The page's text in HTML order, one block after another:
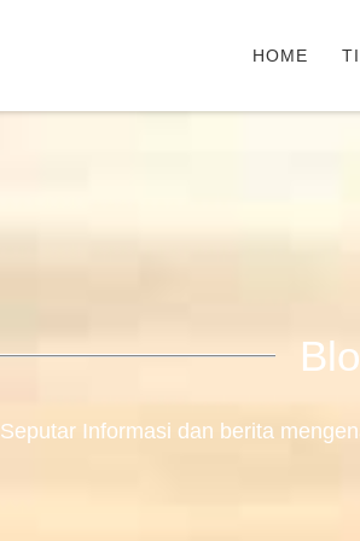
HOME
Seputar Informasi dan berita